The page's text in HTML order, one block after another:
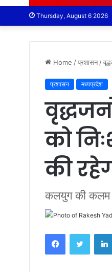
Thursday, August 6 2026
Home /प्रशासन /
प्रशासन मध्यप्रदेश
को
की
कलयुग की कलम